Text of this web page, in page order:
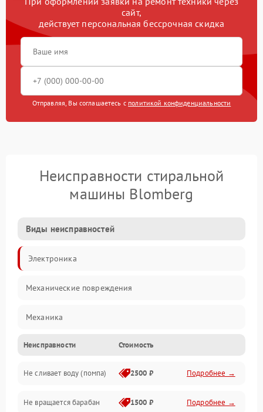
сайт,
действует персональная бессрочная скидка
Отправляя, Вы соглашаетесь с политикой конфиденциальности
Неисправности стиральной
машины Blomberg
Виды неисправностей
Электроника
Механические повреждения
Механика
Электропитание
Водоснабжение
Слив
Неисправности Стоимость
Не сливает воду (помпа) 2500 ₽ Подробнее →
Не вращается барабан 1500 ₽ Подробнее →